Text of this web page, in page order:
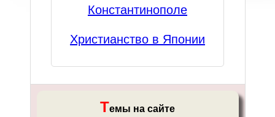
Константинополе
Христианство в Японии
Темы на сайте